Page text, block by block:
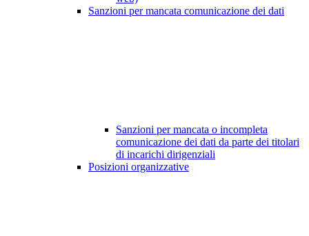
Sanzioni per mancata comunicazione dei dati
Sanzioni per mancata o incompleta
comunicazione dei dati da parte dei titolari
di incarichi dirigenziali
Posizioni organizzative